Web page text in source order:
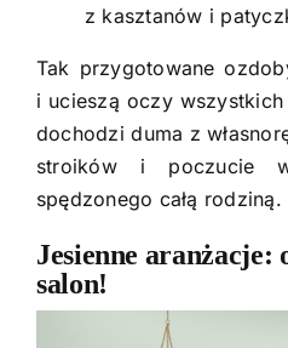
z kasztanów i
Tak przygotowane
i ucieszą oczy
dochodzi duma z
stroików i poczucie
spędzonego całą
Jesienne
salon!